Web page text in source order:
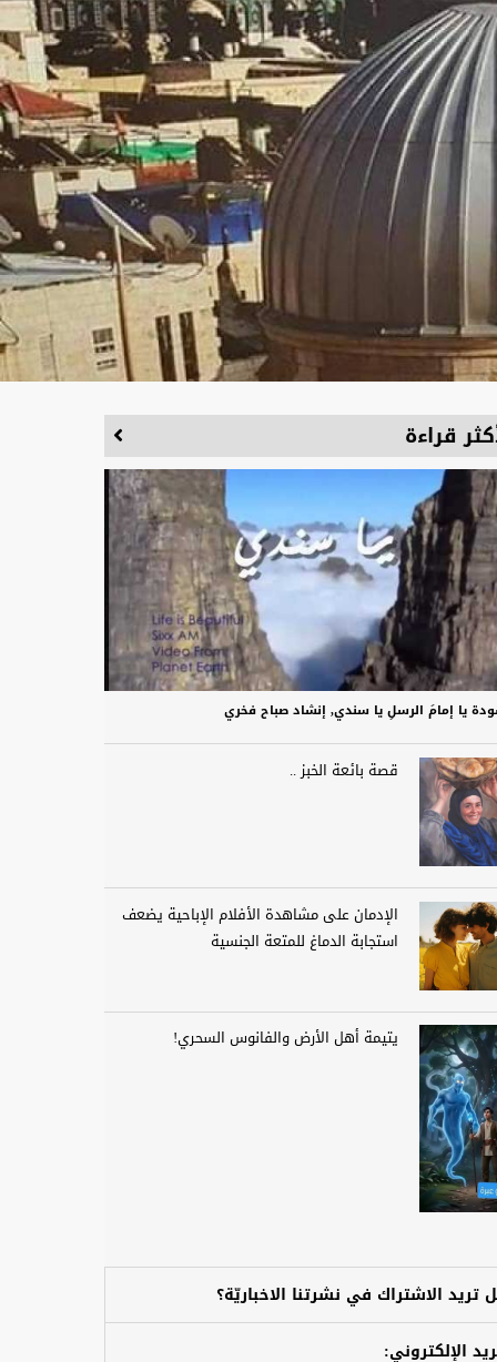
قراءة
يا إمامَ الرسلِ يا سندي, إنشاد صباح فخري
قصة بائعة الخبز ..
الإدمان على مشاهدة الأفلام الإباحية يضعف
استجابة الدماغ للمتعة الجنسية
يتيمة أهل الأرض والفانوس السحري!
تريد الاشتراك في نشرتنا الاخباريّة؟
الإلكتروني: